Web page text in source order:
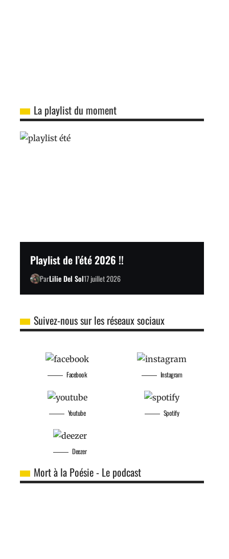
La playlist du moment
Playlist de l’été 2026 !!
ParLilie Del Sol17 juillet 2026
Suivez-nous sur les réseaux sociaux
Facebook
Youtube
Instagram
Spotify
Deezer
Mort à la Poésie - Le podcast